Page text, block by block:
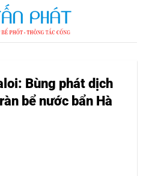
Bùng phát dịch
bể nước bẩn Hà